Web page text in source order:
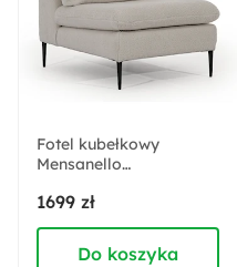
183 cm
Wysokość materaca:
Liczba miejsc:
2
Kolor nóżek:
Fotel kubełkowy
Mensanello
tkaninie boucle
1699 zł
Do koszyka